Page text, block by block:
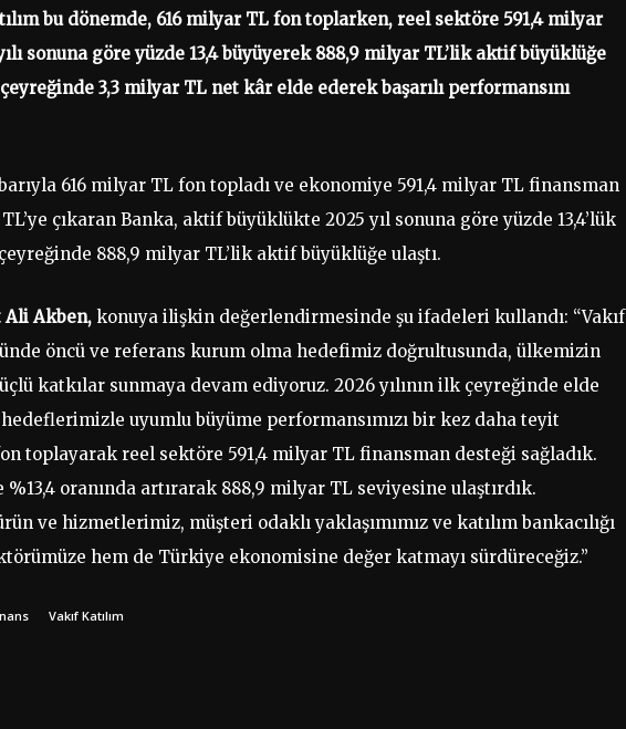
bu dönemde, 616 milyar TL fon toplarken, reel sektöre 591,4 milyar
sonuna göre yüzde 13,4 büyüyerek 888,9 milyar TL’lik aktif büyüklüğe
çeyreğinde 3,3 milyar TL net kâr elde ederek başarılı performansını
616 milyar TL fon topladı ve ekonomiye 591,4 milyar TL finansman
çıkaran Banka, aktif büyüklükte 2025 yıl sonuna göre yüzde 13,4’lük
888,9 milyar TL’lik aktif büyüklüğe ulaştı.
Ali Akben, konuya ilişkin değerlendirmesinde şu ifadeleri kullandı: “Vakıf
öncü ve referans kurum olma hedefimiz doğrultusunda, ülkemizin
katkılar sunmaya devam ediyoruz. 2026 yılının ilk çeyreğinde elde
uyumlu büyüme performansımızı bir kez daha teyit
toplayarak reel sektöre 591,4 milyar TL finansman desteği sağladık.
oranında artırarak 888,9 milyar TL seviyesine ulaştırdık.
ve hizmetlerimiz, müşteri odaklı yaklaşımımız ve katılım bankacılığı
hem de Türkiye ekonomisine değer katmayı sürdüreceğiz.”
Vakıf Katılım